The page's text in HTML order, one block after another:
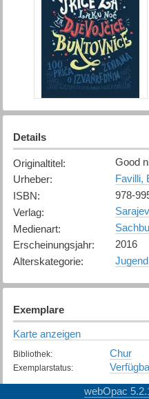
Details
Originaltitel:
Good
Urheber:
Favilli,
ISBN:
978-
Verlag:
Medienart:
Erscheinungsjahr:
2016
Alterskategorie:
Exemplare
Karte anzeigen
Bibliothek: Chur
Exemplarstatus:
webOpac